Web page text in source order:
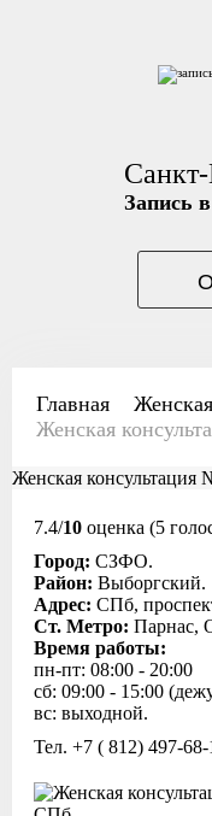
Запись
Главная
Женская
Женская
7.4/10 оценка (5
Город: СЗФО.
Район: Выборгский.
Адрес: СПб,
Ст. Метро: Парнас,
Время работы:
пн-пт: 08:00 - 20:00
сб: 09:00 - 15:00
вс: выходной.
Тел. +7 ( 812) 497‑68-